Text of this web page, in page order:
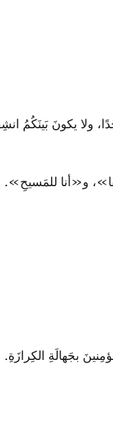
ولا يكونَ بَينَكُمُ
و«أنا للمَسيحِ».
بجَهالَةِ الكِرازَةِ.